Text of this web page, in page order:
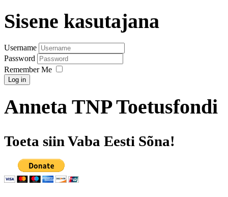
Sisene kasutajana
Username
Password
Remember Me
Log in
Anneta TNP Toetusfondi
Toeta siin Vaba Eesti Sõna!